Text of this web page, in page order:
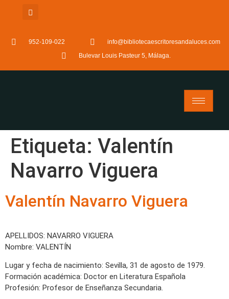
952-109-022
info@bibliotecaescritoresandaluces.com
Bulevar Louis Pasteur 5, Málaga.
Etiqueta: Valentín
Navarro Viguera
Valentín Navarro Viguera
APELLIDOS: NAVARRO VIGUERA
Nombre: VALENTÍN
Lugar y fecha de nacimiento: Sevilla, 31 de agosto de 1979.
Formación académica: Doctor en Literatura Española
Profesión: Profesor de Enseñanza Secundaria.